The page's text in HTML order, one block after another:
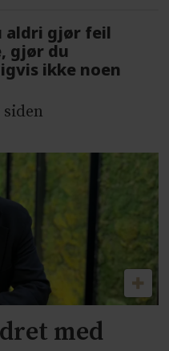
aldri gjør feil
gjør du
ikke noen
siden
med